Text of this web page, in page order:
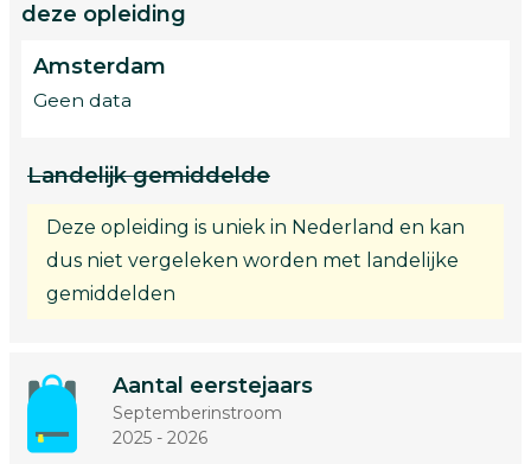
deze opleiding
Amsterdam
Geen data
Landelijk gemiddelde
Deze opleiding is uniek in Nederland en kan
dus niet vergeleken worden met landelijke
gemiddelden
Aantal eerstejaars
Septemberinstroom
2025 - 2026